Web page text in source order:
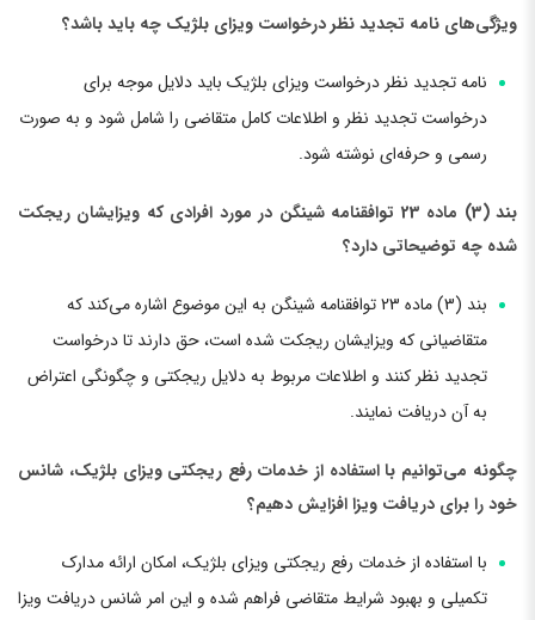
ویژگی‌های نامه تجدید نظر درخواست ویزای بلژیک چه باید باشد؟
نامه تجدید نظر درخواست ویزای بلژیک باید دلایل موجه برای
درخواست تجدید نظر و اطلاعات کامل متقاضی را شامل شود و به صورت
رسمی و حرفه‌ای نوشته شود.
بند (3) ماده 23 توافقنامه شینگن در مورد افرادی که ویزایشان ریجکت
شده چه توضیحاتی دارد؟
بند (3) ماده 23 توافقنامه شینگن به این موضوع اشاره می‌کند که
متقاضیانی که ویزایشان ریجکت شده است، حق دارند تا درخواست
تجدید نظر کنند و اطلاعات مربوط به دلایل ریجکتی و چگونگی اعتراض
به آن دریافت نمایند.
چگونه می‌توانیم با استفاده از خدمات رفع ریجکتی ویزای بلژیک، شانس
خود را برای دریافت ویزا افزایش دهیم؟
با استفاده از خدمات رفع ریجکتی ویزای بلژیک، امکان ارائه مدارک
تکمیلی و بهبود شرایط متقاضی فراهم شده و این امر شانس دریافت ویزا